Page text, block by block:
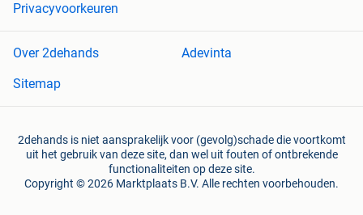
Privacyvoorkeuren
Over 2dehands
Adevinta
Sitemap
2dehands is niet aansprakelijk voor (gevolg)schade die voortkomt
uit het gebruik van deze site, dan wel uit fouten of ontbrekende
functionaliteiten op deze site.
Copyright © 2026 Marktplaats B.V. Alle rechten voorbehouden.